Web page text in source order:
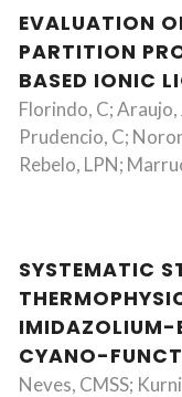
EVALUATION
PARTITION
BASED IONIC
Florindo, C; Araujo,
Prudencio, C;
Rebelo, LPN;
SYSTEMATIC
IMIDAZOLIUM-
CYANO-
Neves, CMSS;